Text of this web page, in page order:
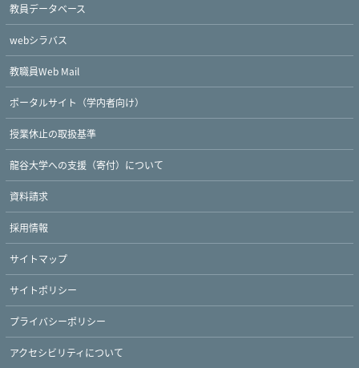
教員データベース
webシラバス
教職員Web Mail
ポータルサイト（学内者向け）
授業休止の取扱基準
龍谷大学への支援（寄付）について
資料請求
採用情報
サイトマップ
サイトポリシー
プライバシーポリシー
アクセシビリティについて